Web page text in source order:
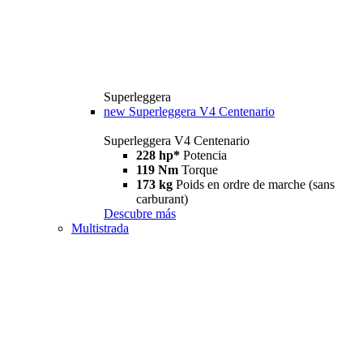
Superleggera
new Superleggera V4 Centenario
Superleggera V4 Centenario
228 hp* Potencia
119 Nm Torque
173 kg Poids en ordre de marche (sans
carburant)
Descubre más
Multistrada